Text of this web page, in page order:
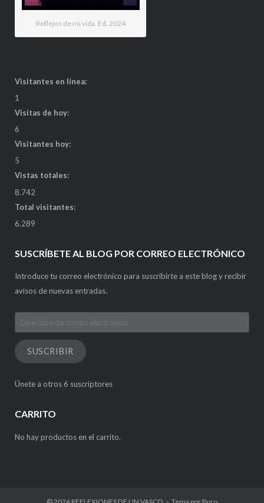
Reflejos de mi vida. Ed. 2024
Visitantes en línea:
1
Visitas de hoy:
6
Visitantes hoy:
5
Vistas totales:
8.742
Total visitantes:
6.289
SUSCRÍBETE AL BLOG POR CORREO ELECTRÓNICO
Introduce tu correo electrónico para suscribirte a este blog y recibir
avisos de nuevas entradas.
Dirección
de
correo
electrónico
SUSCRIBIR
Únete a otros 6 suscriptores
CARRITO
No hay productos en el carrito.